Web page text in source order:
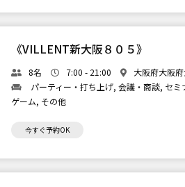
《VILLENT新大阪８０５》
8名 7:00 - 21:00
大阪府大阪
パーティー・打ち上げ, 会議・商談, セ
ゲーム, その他
今すぐ予約OK